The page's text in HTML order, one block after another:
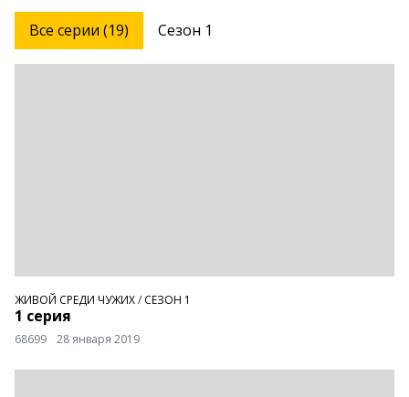
Все серии (19) Сезон 1
ЖИВОЙ СРЕДИ ЧУЖИХ/ СЕЗОН 1
1 серия
68699 28 января 2019